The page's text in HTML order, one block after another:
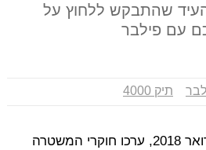
שהתבקש ללחוץ על
עם פילבר
תיק 4000
ביום שבו נפתחה החקירה בתיק 4000, 18 בפברואר 2018, ערכו חוקרי המשטרה